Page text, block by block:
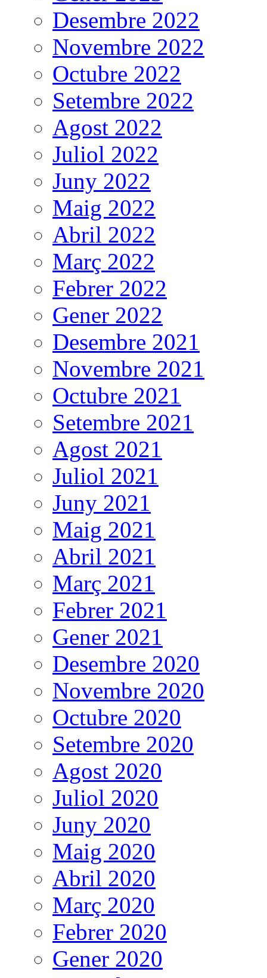
Desembre 2022
Novembre 2022
Octubre 2022
Setembre 2022
Agost 2022
Juliol 2022
Juny 2022
Maig 2022
Abril 2022
Març 2022
Febrer 2022
Gener 2022
Desembre 2021
Novembre 2021
Octubre 2021
Setembre 2021
Agost 2021
Juliol 2021
Juny 2021
Maig 2021
Abril 2021
Març 2021
Febrer 2021
Gener 2021
Desembre 2020
Novembre 2020
Octubre 2020
Setembre 2020
Agost 2020
Juliol 2020
Juny 2020
Maig 2020
Abril 2020
Març 2020
Febrer 2020
Gener 2020